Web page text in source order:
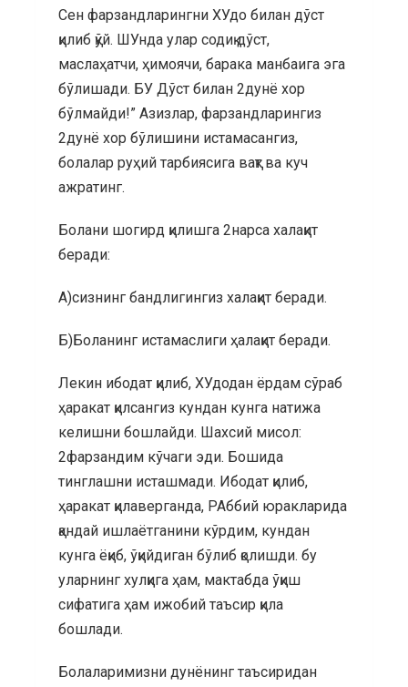
Сен фарзандларингни ХУдо билан дўст
қилиб қўй. ШУнда улар содиқ дўст,
маслаҳатчи, ҳимоячи, барака манбаига эга
бўлишади. БУ Дўст билан 2дунё хор
бўлмайди!” Азизлар, фарзандларингиз
2дунё хор бўлишини истамасангиз,
болалар руҳий тарбиясига вақт ва куч
ажратинг.
Болани шогирд қилишга 2нарса халақит
беради:
А)сизнинг бандлигингиз халақит беради.
Б)Боланинг истамаслиги ҳалақит беради.
Лекин ибодат қилиб, ХУдодан ёрдам сўраб
ҳаракат қилсангиз кундан кунга натижа
келишни бошлайди. Шахсий мисол:
2фарзандим кўчаги эди. Бошида
тинглашни исташмади. Ибодат қилиб,
ҳаракат қилаверганда, РАббий юракларида
қандай ишлаётганини кўрдим, кундан
кунга ёқиб, ўқийдиган бўлиб қолишди. бу
уларнинг хулқига ҳам, мактабда ўқиш
сифатига ҳам ижобий таъсир қила
бошлади.
Болаларимизни дунёнинг таъсиридан